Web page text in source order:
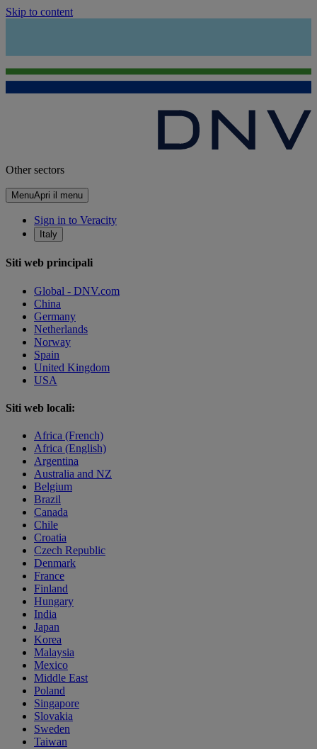
Skip to content
Other sectors
MenuApri il menu
Sign in to Veracity
Italy
Siti web principali
Global - DNV.com
China
Germany
Netherlands
Norway
Spain
United Kingdom
USA
Siti web locali:
Africa (French)
Africa (English)
Argentina
Australia and NZ
Belgium
Brazil
Canada
Chile
Croatia
Czech Republic
Denmark
France
Finland
Hungary
India
Japan
Korea
Malaysia
Mexico
Middle East
Poland
Singapore
Slovakia
Sweden
Taiwan